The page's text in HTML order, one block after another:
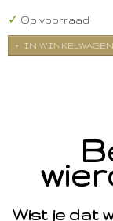
✓ Op voorraad
IN WINKELWAGEN
Wist je dat